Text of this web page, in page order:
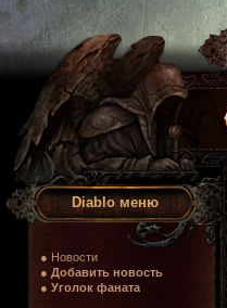
Diablo меню
● Новости
● Добавить новость
● Уголок фаната